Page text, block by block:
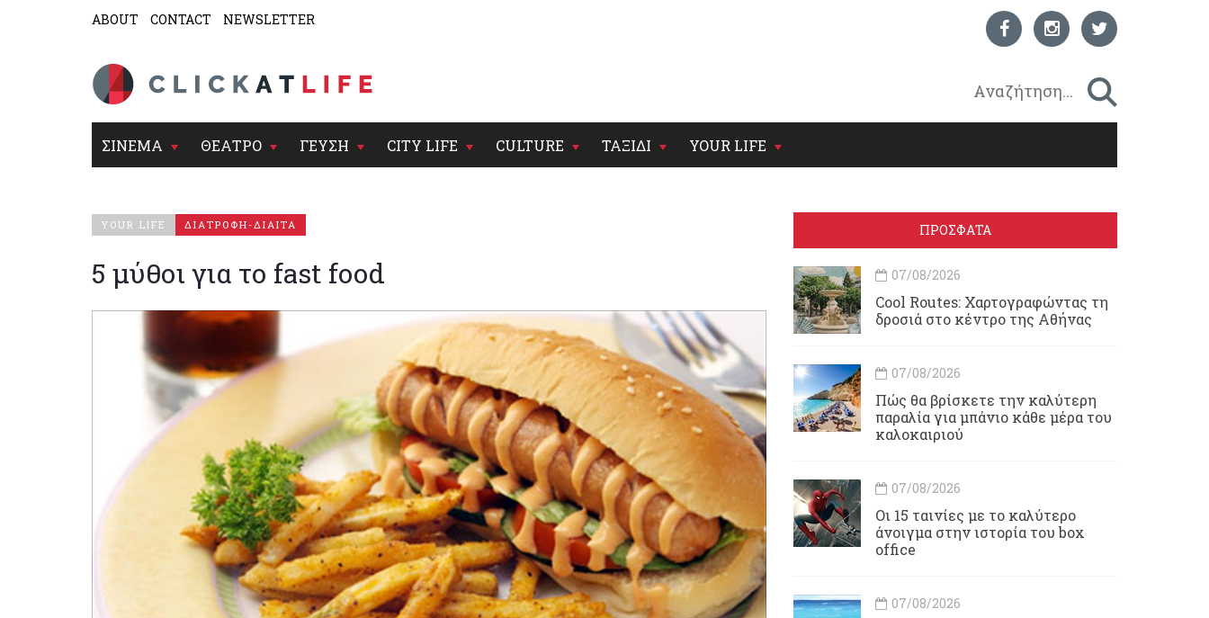
ABOUT CONTACT NEWSLETTER
ΣΙΝΕΜΑ ΘΕΑΤΡΟ ΓΕΥΣΗ CITY LIFE CULTURE ΤΑΞΙΔΙ YOUR LIFE
YOUR LIFE ΔΙΑΤΡΟΦΗ-ΔΙΑΙΤΑ
5 μύθοι για το fast food
ΠΡΟΣΦΑΤΑ
07/08/2026
Cool Routes: Χαρτογραφώντας τη
δροσιά στο κέντρο της Αθήνας
07/08/2026
Πώς θα βρίσκετε την καλύτερη
παραλία για μπάνιο κάθε μέρα του
καλοκαιριού
07/08/2026
Οι 15 ταινίες με το καλύτερο
άνοιγμα στην ιστορία του box
office
07/08/2026